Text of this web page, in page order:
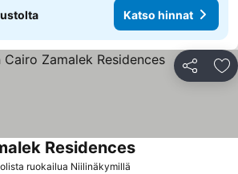
Katso hinnat
Jaa
ruokailua Niilinäkymillä
Residences